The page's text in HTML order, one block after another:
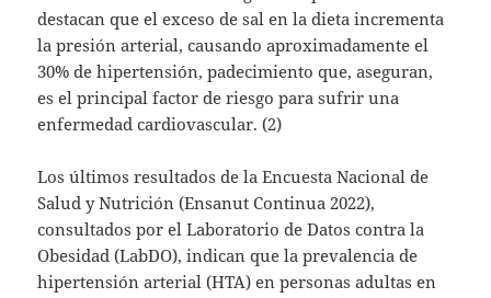
destacan que el exceso de sal en la dieta incrementa
la presión arterial, causando aproximadamente el
30% de hipertensión, padecimiento que, aseguran,
es el principal factor de riesgo para sufrir una
enfermedad cardiovascular. (2)
Los últimos resultados de la Encuesta Nacional de
Salud y Nutrición (Ensanut Continua 2022),
consultados por el Laboratorio de Datos contra la
Obesidad (LabDO), indican que la prevalencia de
hipertensión arterial (HTA) en personas adultas en